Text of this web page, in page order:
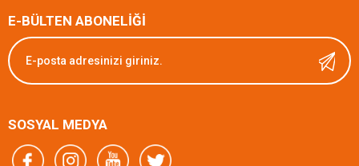
E-BÜLTEN ABONELİĞİ
SOSYAL MEDYA